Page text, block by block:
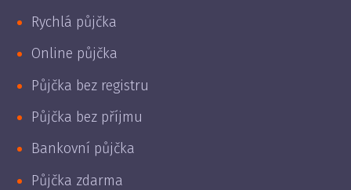
Rychlá půjčka
Online půjčka
Půjčka bez registru
Půjčka bez příjmu
Bankovní půjčka
Půjčka zdarma